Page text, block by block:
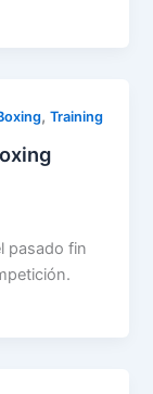
,Training
pasado fin